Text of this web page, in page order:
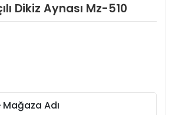
Dikiz Aynası Mz-510
Adı